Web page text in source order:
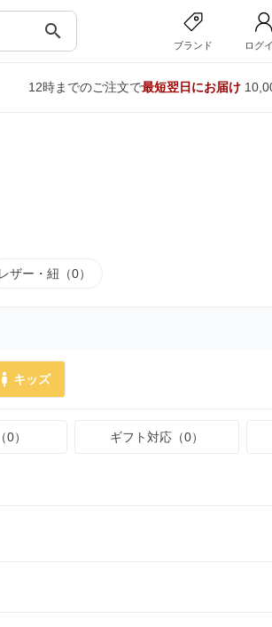
search
ブランド ログ
12時までのご注文で最短翌日にお届け
レザー・紐（0）
キッズ
） ギフト対応（0）